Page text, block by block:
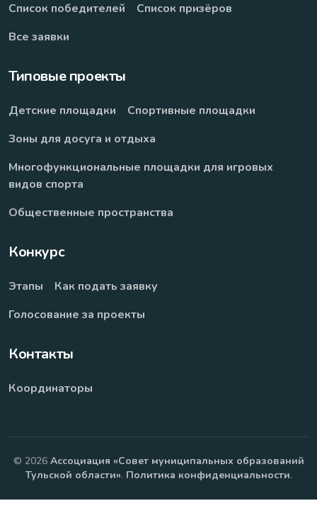
Список победителей
Список призёров
Все заявки
Типовые проекты
Детские площадки
Спортивные площадки
Зоны для досуга и отдыха
Многофункциональные площадки для игровых
видов спорта
Общественные пространства
Конкурс
Этапы
Как подать заявку
Голосование за проекты
Контакты
Координаторы
© 2026 Ассоциация «Совет муниципальных образований
Тульской области». Политика конфиденциальности.